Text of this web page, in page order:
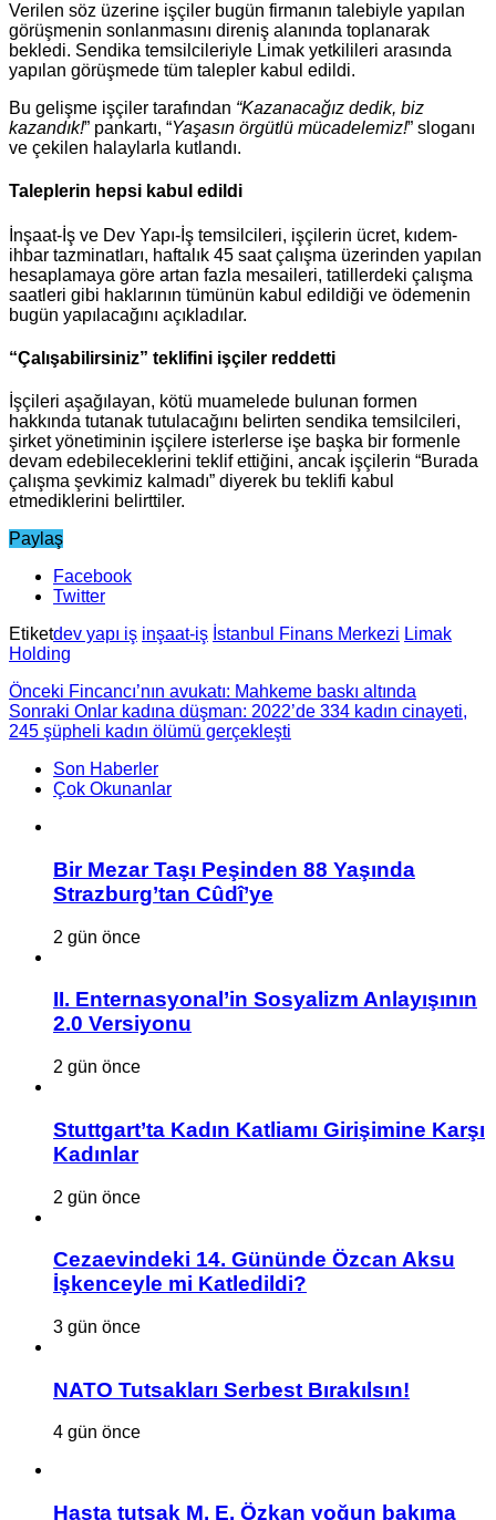
Verilen söz üzerine işçiler bugün firmanın talebiyle yapılan
görüşmenin sonlanmasını direniş alanında toplanarak
bekledi. Sendika temsilcileriyle Limak yetkilileri arasında
yapılan görüşmede tüm talepler kabul edildi.
Bu gelişme işçiler tarafından “Kazanacağız dedik, biz
kazandık!” pankartı, “Yaşasın örgütlü mücadelemiz!” sloganı
ve çekilen halaylarla kutlandı.
Taleplerin hepsi kabul edildi
İnşaat-İş ve Dev Yapı-İş temsilcileri, işçilerin ücret, kıdem-
ihbar tazminatları, haftalık 45 saat çalışma üzerinden yapılan
hesaplamaya göre artan fazla mesaileri, tatillerdeki çalışma
saatleri gibi haklarının tümünün kabul edildiği ve ödemenin
bugün yapılacağını açıkladılar.
“Çalışabilirsiniz” teklifini işçiler reddetti
İşçileri aşağılayan, kötü muamelede bulunan formen
hakkında tutanak tutulacağını belirten sendika temsilcileri,
şirket yönetiminin işçilere isterlerse işe başka bir formenle
devam edebileceklerini teklif ettiğini, ancak işçilerin “Burada
çalışma şevkimiz kalmadı” diyerek bu teklifi kabul
etmediklerini belirttiler.
Paylaş
Facebook
Twitter
Etiketdev yapı iş inşaat-iş İstanbul Finans Merkezi Limak
Holding
Önceki Fincancı’nın avukatı: Mahkeme baskı altında
Sonraki Onlar kadına düşman: 2022’de 334 kadın cinayeti,
245 şüpheli kadın ölümü gerçekleşti
Son Haberler
Çok Okunanlar
Bir Mezar Taşı Peşinden 88 Yaşında
Strazburg’tan Cûdî’ye
2 gün önce
II. Enternasyonal’in Sosyalizm Anlayışının
2.0 Versiyonu
2 gün önce
Stuttgart’ta Kadın Katliamı Girişimine Karşı
Kadınlar
2 gün önce
Cezaevindeki 14. Gününde Özcan Aksu
İşkenceyle mi Katledildi?
3 gün önce
NATO Tutsakları Serbest Bırakılsın!
4 gün önce
Hasta tutsak M. E. Özkan yoğun bakıma